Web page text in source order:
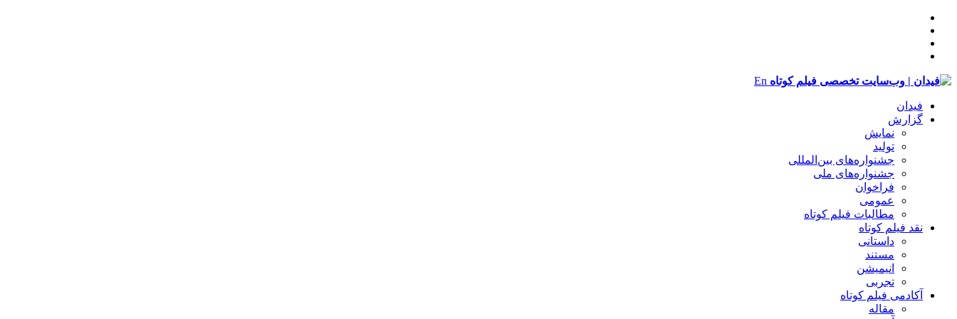
En
فیدان
گزارش
نمایش
تولید
‌‌جشنواره‌های بین‌المللی
جشنواره‌های ملی
فراخوان
عمومی
مطالبات فیلم کوتاه
نقد فیلم کوتاه
داستانی
مستند
انیمیشن
تجربی
آکادمی فیلم کوتاه
مقاله